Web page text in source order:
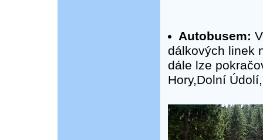
Autobusem:
dálkových linek
dále lze
Hory,Dolní